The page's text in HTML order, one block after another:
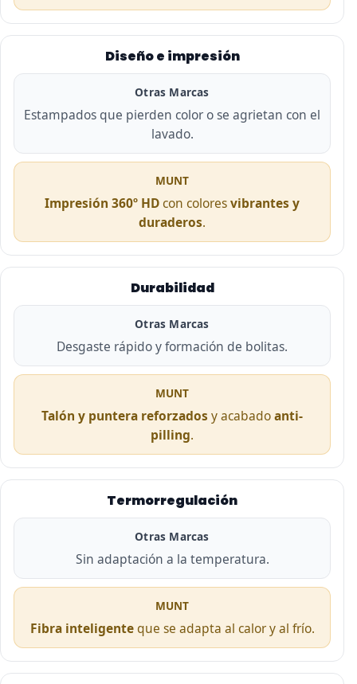
Diseño e impresión
Otras Marcas
Estampados que pierden color o se agrietan con el
lavado.
MUNT
Impresión 360º HDcon coloresvibrantes y
duraderos.
Durabilidad
Otras Marcas
Desgaste rápido y formación de bolitas.
MUNT
Talón y puntera reforzados y acabadoanti-
pilling.
Termorregulación
Otras Marcas
Sin adaptación a la temperatura.
MUNT
Fibra inteligenteque se adapta al calor y al frío.